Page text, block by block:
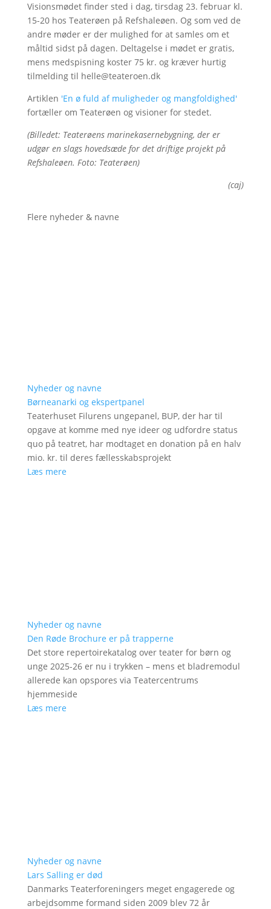
Visionsmødet finder sted i dag, tirsdag 23. februar kl.
15-20 hos Teaterøen på Refshaleøen. Og som ved de
andre møder er der mulighed for at samles om et
måltid sidst på dagen. Deltagelse i mødet er gratis,
mens medspisning koster 75 kr. og kræver hurtig
tilmelding til helle@teateroen.dk
Artiklen 'En ø fuld af muligheder og mangfoldighed'
fortæller om Teaterøen og visioner for stedet.
(Billedet: Teaterøens marinekasernebygning, der er
udgør en slags hovedsæde for det driftige projekt på
Refshaleøen. Foto: Teaterøen)
(caj)
Flere nyheder & navne
Nyheder og navne
Børneanarki og ekspertpanel
Teaterhuset Filurens ungepanel, BUP, der har til
opgave at komme med nye ideer og udfordre status
quo på teatret, har modtaget en donation på en halv
mio. kr. til deres fællesskabsprojekt
Læs mere
Nyheder og navne
Den Røde Brochure er på trapperne
Det store repertoirekatalog over teater for børn og
unge 2025-26 er nu i trykken – mens et bladremodul
allerede kan opspores via Teatercentrums
hjemmeside
Læs mere
Nyheder og navne
Lars Salling er død
Danmarks Teaterforeningers meget engagerede og
arbejdsomme formand siden 2009 blev 72 år